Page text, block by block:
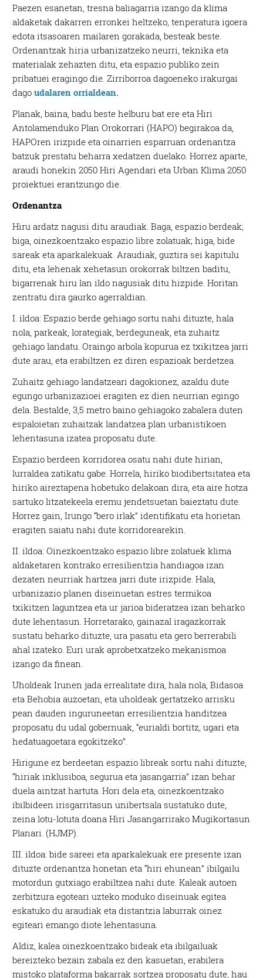
Paezen esanetan, tresna baliagarria izango da klima
aldaketak dakarren erronkei heltzeko, tenperatura igoera
edota itsasoaren mailaren gorakada, besteak beste.
Ordenantzak hiria urbanizatzeko neurri, teknika eta
materialak zehazten ditu, eta espazio publiko zein
pribatuei eragingo die. Zirriborroa dagoeneko irakurgai
dagoudalaren orrialdean.
Planak, baina, badu beste helburu bat ere eta Hiri
Antolamenduko Plan Orokorrari (HAPO) begirakoa da,
HAPOren irizpide eta oinarrien esparruan ordenantza
batzuk prestatu beharra xedatzen duelako. Horrez aparte,
araudi honekin 2050 Hiri Agendari eta Urban Klima 2050
proiektuei erantzungo die.
Ordenantza
Hiru ardatz nagusi ditu araudiak. Baga, espazio berdeak;
biga, oinezkoentzako espazio libre zolatuak; higa, bide
sareak eta aparkalekuak. Araudiak, guztira sei kapitulu
ditu, eta lehenak xehetasun orokorrak biltzen baditu,
bigarrenak hiru lan ildo nagusiak ditu hizpide. Horitan
zentratu dira gaurko agerraldian.
I. ildoa: Espazio berde gehiago sortu nahi dituzte, hala
nola, parkeak, lorategiak, berdeguneak, eta zuhaitz
gehiago landatu. Oraingo arbola kopurua ez txikitzea jarri
dute arau, eta erabiltzen ez diren espazioak berdetzea.
Zuhaitz gehiago landatzeari dagokionez, azaldu dute
egungo urbanizazioei eragiten ez dien neurrian egingo
dela. Bestalde, 3,5 metro baino gehiagoko zabalera duten
espaloietan zuhaitzak landatzea plan urbanistikoen
lehentasuna izatea proposatu dute.
Espazio berdeen korridorea osatu nahi dute hirian,
lurraldea zatikatu gabe. Horrela, hiriko biodibertsitatea eta
hiriko aireztapena hobetuko delakoan dira, eta aire hotza
sartuko litzatekeela eremu jendetsuetan baieztatu dute.
Horrez gain, Irungo “bero irlak” identifikatu eta horietan
eragiten saiatu nahi dute korridorearekin.
II. ildoa: Oinezkoentzako espazio libre zolatuek klima
aldaketaren kontrako erresilientzia handiagoa izan
dezaten neurriak hartzea jarri dute irizpide. Hala,
urbanizazio planen diseinuetan estres termikoa
txikitzen laguntzea eta ur jarioa bideratzea izan beharko
dute lehentasun. Horretarako, gainazal iragazkorrak
sustatu beharko dituzte, ura pasatu eta gero berrerabili
ahal izateko. Euri urak aprobetxatzeko mekanismoa
izango da finean.
Uholdeak Irunen jada errealitate dira, hala nola, Bidasoa
eta Behobia auzoetan, eta uholdeak gertatzeko arrisku
pean dauden inguruneetan erresilientzia handitzea
proposatu du udal gobernuak, “eurialdi bortitz, ugari eta
hedatuagoetara egokitzeko”.
Hirigune ez berdeetan espazio libreak sortu nahi dituzte,
“hiriak inklusiboa, segurua eta jasangarria” izan behar
duela aintzat hartuta. Hori dela eta, oinezkoentzako
ibilbideen irisgarritasun unibertsala sustatuko dute,
zeina lotu-lotuta doana Hiri Jasangarrirako Mugikortasun
Planari. (HJMP).
III. ildoa: bide sareei eta aparkalekuak ere presente izan
dituzte ordenantza honetan eta “hiri ehunean” ibilgailu
motordun gutxiago erabiltzea nahi dute. Kaleak autoen
zerbitzura egoteari uzteko moduko diseinuak egitea
eskatuko du araudiak eta distantzia laburrak oinez
egiteari emango diote lehentasuna.
Aldiz, kalea oinezkoentzako bideak eta ibilgailuak
bereizteko bezain zabala ez den kasuetan, erabilera
mistoko plataforma bakarrak sortzea proposatu dute, hau